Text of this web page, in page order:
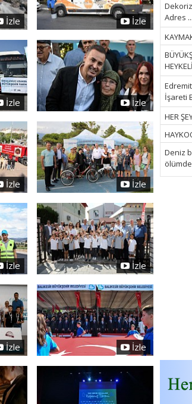
Adres ...
İşareti
HER
Deniz
İzle İzle
İzle İzle
İzle İzle
İzle İzle
İzle İzle